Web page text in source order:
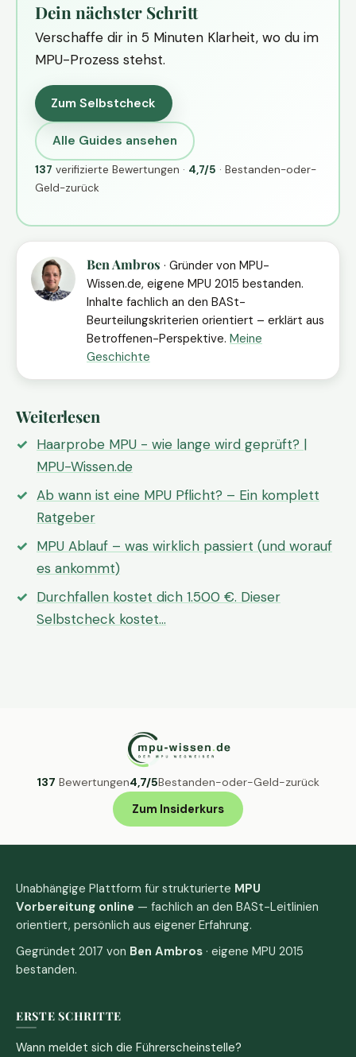
Dein nächster Schritt
Verschaffe dir in 5 Minuten Klarheit, wo du im
MPU-Prozess stehst.
Zum Selbstcheck
Alle Guides ansehen
137 verifizierte Bewertungen · 4,7/5 · Bestanden-oder-
Geld-zurück
Ben Ambros · Gründer von MPU-
Wissen.de, eigene MPU 2015 bestanden.
Inhalte fachlich an den BASt-
Beurteilungskriterien orientiert – erklärt aus
Betroffenen-Perspektive. Meine
Geschichte
Weiterlesen
Haarprobe MPU - wie lange wird geprüft? |
MPU-Wissen.de
Ab wann ist eine MPU Pflicht? – Ein komplett
Ratgeber
MPU Ablauf – was wirklich passiert (und worauf
es ankommt)
Durchfallen kostet dich 1.500 €. Dieser
Selbstcheck kostet…
137 Bewertungen4,7/5Bestanden-oder-Geld-zurück
Zum Insiderkurs
Unabhängige Plattform für strukturierte MPU
Vorbereitung online — fachlich an den BASt-Leitlinien
orientiert, persönlich aus eigener Erfahrung.
Gegründet 2017 von Ben Ambros · eigene MPU 2015
bestanden.
ERSTE SCHRITTE
Wann meldet sich die Führerscheinstelle?